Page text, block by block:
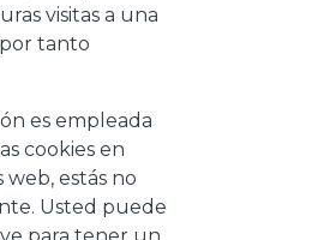
visitas a una
tanto
es empleada
cookies en
estás no
Usted puede